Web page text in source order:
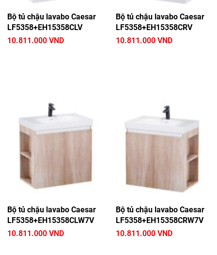
Bộ tủ chậu lavabo Caesar
LF5358+EH15358CLV
10.811.000 VND
Bộ tủ chậu lavabo Caesar
LF5358+EH15358CRV
10.811.000 VND
Bộ tủ chậu lavabo Caesar
LF5358+EH15358CLW7V
10.811.000 VND
Bộ tủ chậu lavabo Caesar
LF5358+EH15358CRW7V
10.811.000 VND